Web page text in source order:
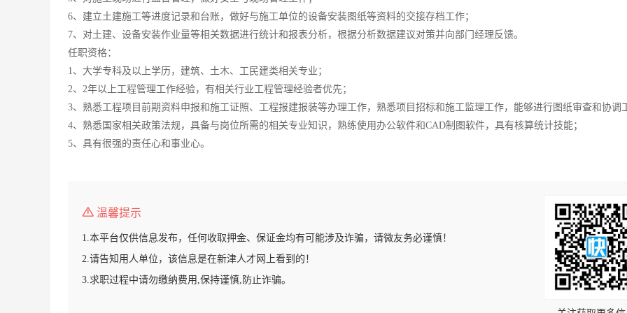
6、建立土建施工等进度记录和台账，做好与施工单位的设备安装图纸等资料的交接存档工作；
7、对土建、设备安装作业量等相关数据进行统计和报表分析，根据分析数据建议对策并向部门经理反馈。
任职资格：
1、大学专科及以上学历，建筑、土木、工民建类相关专业；
2、2年以上工程管理工作经验，有相关行业工程管理经验者优先；
3、熟悉工程项目前期资料申报和施工证照、工程报建报装等办理工作，熟悉项目招标和施工监理工作，能够进行图纸审查和协调
4、熟悉国家相关政策法规，具备与岗位所需的相关专业知识，熟练使用办公软件和CAD制图软件，具有核算统计技能；
5、具有很强的责任心和事业心。
温馨提示
1.本平台仅供信息发布，任何收取押金、保证金均有可能涉及诈骗，请微友务必谨慎！
2.请告知用人单位，该信息是在新津人才网上看到的！
3.求职过程中请勿缴纳费用,保持谨慎,防止诈骗。